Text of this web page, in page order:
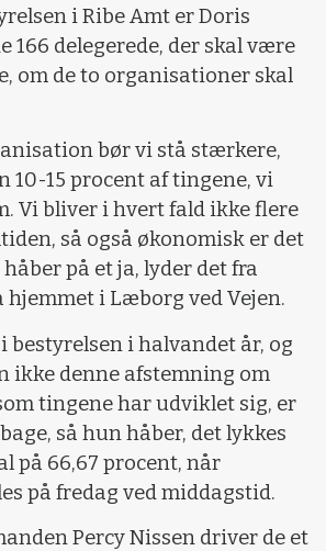
i Ribe Amt er Doris
166 delegerede, der skal være
om de to organisationer skal
bør vi stå stærkere,
10-15 procent af tingene, vi
Vi bliver i hvert fald ikke flere
så også økonomisk er det
på et ja, lyder det fra
hjemmet i Læborg ved Vejen.
bestyrelsen i halvandet år, og
ikke denne afstemning om
tingene har udviklet sig, er
så hun håber, det lykkes
på 66,67 procent, når
på fredag ved middagstid.
Percy Nissen driver de et